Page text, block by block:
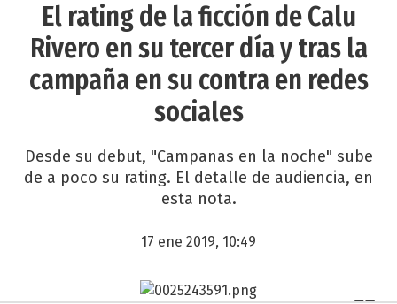
El rating de la ficción de Calu
Rivero en su tercer día y tras la
campaña en su contra en redes
sociales
Desde su debut, "Campanas en la noche" sube
de a poco su rating. El detalle de audiencia, en
esta nota.
17 ene 2019, 10:49